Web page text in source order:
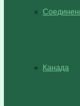
Канада